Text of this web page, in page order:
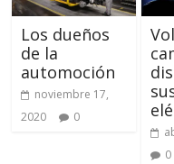
Los dueños
de la
automoción
noviembre 17,
2020
0
0